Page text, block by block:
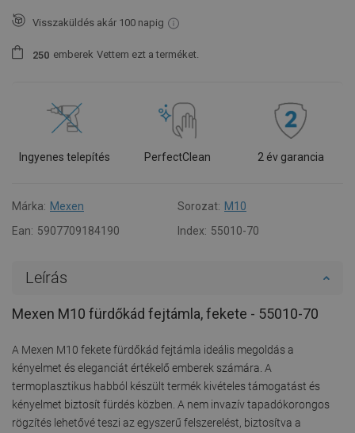
Visszaküldés akár 100 napig
250 emberek Vettem ezt a terméket.
Ingyenes telepítés PerfectClean 2 év garancia
Márka: Mexen Sorozat: M10
Ean: 5907709184190 Index: 55010-70
Leírás
Mexen M10 fürdőkád fejtámla, fekete - 55010-70
A Mexen M10 fekete fürdőkád fejtámla ideális megoldás a
kényelmet és eleganciát értékelő emberek számára. A
termoplasztikus habból készült termék kivételes támogatást és
kényelmet biztosít fürdés közben. A nem invazív tapadókorongos
rögzítés lehetővé teszi az egyszerű felszerelést, biztosítva a